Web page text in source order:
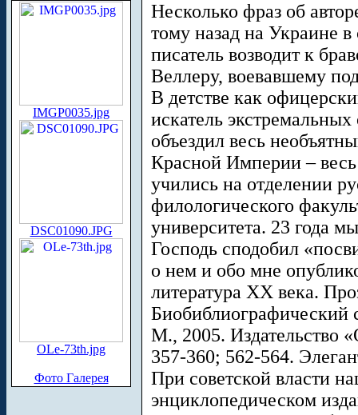
IMGP0035.jpg
DSC01090.JPG
OLe-73th.jpg
Фото Галерея
Несколько фраз об
тому назад на Украине
писатель возводит к
Веллеру, воевавшему
В детстве как
искатель
объездил весь
Красной Империи –
учились на отделении
филологического
университета. 23 года
Господь сподобил
о нем и обо мне
литература XX века.
М., 2005. Издательство
357-360; 562-564.
При советской власти
энциклопедическом